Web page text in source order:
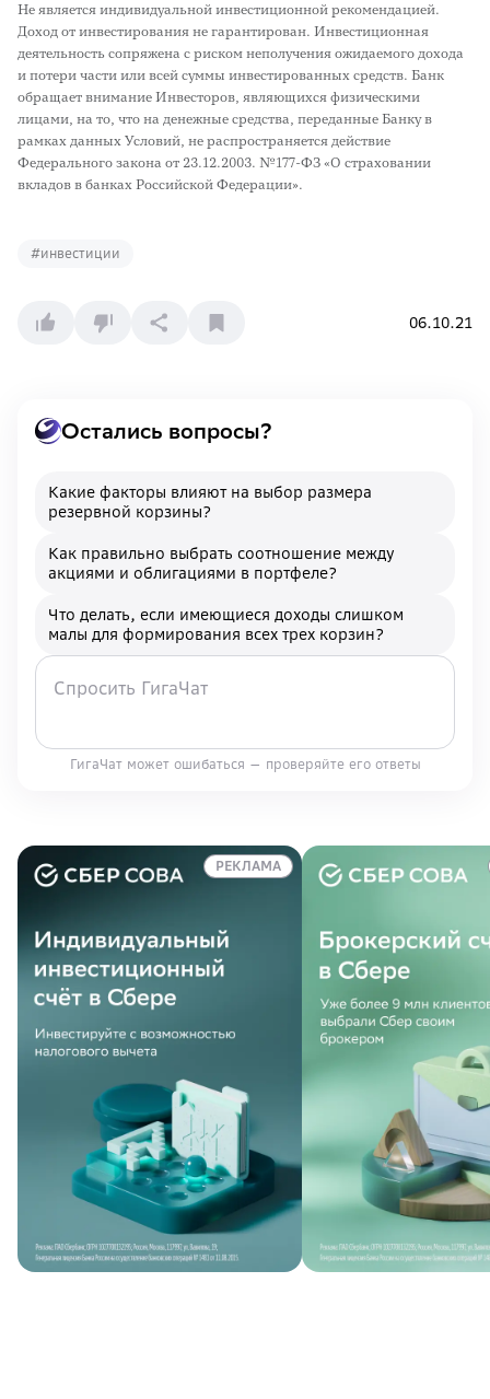
Не является индивидуальной инвестиционной рекомендацией.
Доход от инвестирования не гарантирован. Инвестиционная
деятельность сопряжена с риском неполучения ожидаемого дохода
и потери части или всей суммы инвестированных средств. Банк
обращает внимание Инвесторов, являющихся физическими
лицами, на то, что на денежные средства, переданные Банку в
рамках данных Условий, не распространяется действие
Федерального закона от 23.12.2003. №177-ФЗ «О страховании
вкладов в банках Российской Федерации».
#инвестиции
06.10.21
Остались вопросы?
Какие факторы влияют на выбор размера
резервной корзины?
Как правильно выбрать соотношение между
акциями и облигациями в портфеле?
Что делать, если имеющиеся доходы слишком
малы для формирования всех трех корзин?
ГигаЧат может ошибаться — проверяйте его ответы
РЕКЛАМА